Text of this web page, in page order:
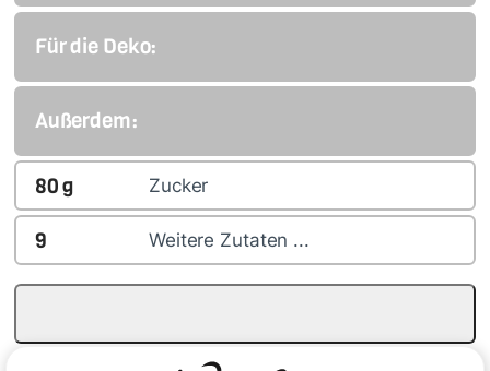
Für die Deko:
Außerdem:
80g Zucker
9 Weitere Zutaten ...